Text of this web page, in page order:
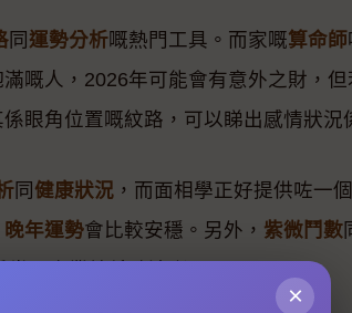
同 運勢分析嘅熱門工具。而家嘅算命師
滿嘅人，2026年可能會有意外之財，
眼角位置嘅紋路，可以睇出感情狀況
同 健康狀況 ，而面相學正好提供咗一
晚年運勢會比較安穩。另外， 紫微鬥數
嘅事業線係咪清晰。
×